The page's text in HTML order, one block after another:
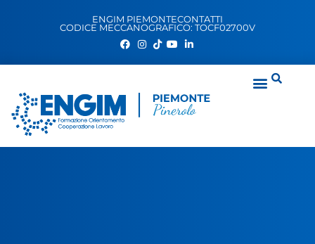
ENGIM PIEMONTECONTATTI
CODICE MECCANOGRAFICO: TOCF02700V